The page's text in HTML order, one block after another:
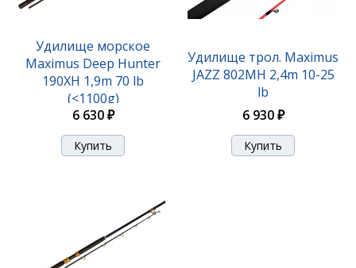
Удилище Stinger Elfish BoatSpecial 702XH 2,10m
100-600gr
Удилище морское
Maximus Deep Hunter
190XH 1,9m 70 lb
(<1100g)
6 630 ₽
Удилище трол. Maximus
JAZZ 802MH 2,4m 10-25
lb
6 930 ₽